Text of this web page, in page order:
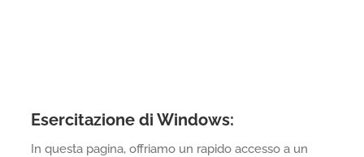
Esercitazione di Windows:
In questa pagina, offriamo un rapido accesso a un